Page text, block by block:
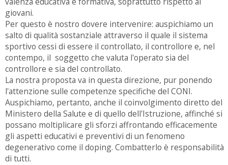
giovani.
Per questo è nostro dovere intervenire: auspichiamo un
salto di qualità sostanziale attraverso il quale il sistema
sportivo cessi di essere il controllato, il controllore e, nel
contempo, il soggetto che valuta l'operato sia del
controllore e sia del controllato.
La nostra proposta va in questa direzione, pur ponendo
l'attenzione sulle competenze specifiche del CONI.
Auspichiamo, pertanto, anche il coinvolgimento diretto del
Ministero della Salute e di quello dell'Istruzione, affinché si
possano moltiplicare gli sforzi affrontando efficacemente
gli aspetti educativi e preventivi di un fenomeno
degenerativo come il doping. Combatterlo è responsabilità
di tutti.